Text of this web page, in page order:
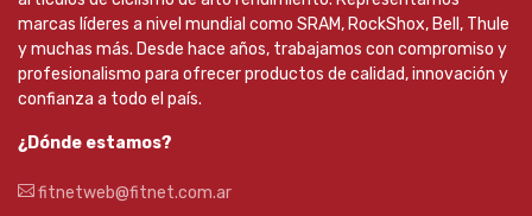
marcas líderes a nivel mundial como SRAM, RockShox, Bell, Thule
y muchas más. Desde hace años, trabajamos con compromiso y
profesionalismo para ofrecer productos de calidad, innovación y
confianza a todo el país.
¿Dónde estamos?
fitnetweb@fitnet.com.ar